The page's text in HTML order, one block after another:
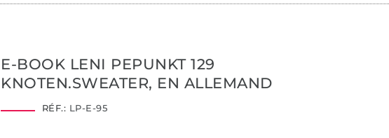
E-BOOK LENI PEPUNKT 129
KNOTEN.SWEATER, EN ALLEMAND
RÉF.: LP-E-95